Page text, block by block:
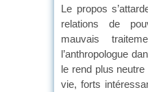
Le propos
relations de
mauvais
l’anthropologue
le rend plus
vie, forts